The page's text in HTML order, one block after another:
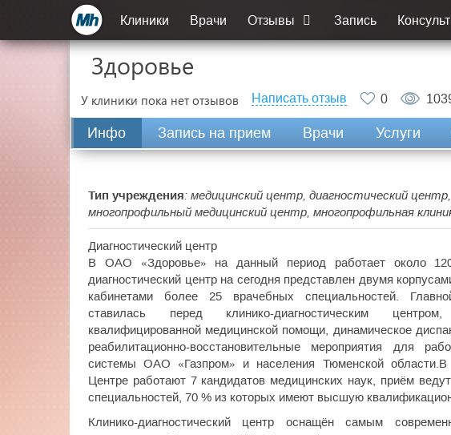
Клиники Врачи Отзывы Запись
Здоровье
У клиники пока нет отзывов Написать отзыв 0
Инфо Запись на прием Врачи Услуги
Тип учреждения: медицинский центр, диагностический
многопрофильный медицинский центр, многопрофильная
Диагностический центр
В ОАО «Здоровье» на данный период работает около
диагностический центр на сегодня представлен двумя
кабинетами более 25 врачебных специальностей.
ставилась перед клинико-диагностическим
квалифицированной медицинской помощи, динамическое
реабилитационно-восстановительные мероприятия для
системы ОАО «Газпром» и населения Тюменской
Центре работают 7 кандидатов медицинских наук, приём
специальностей, 70 % из которых имеют высшую
Клинико-диагностический центр оснащён самым